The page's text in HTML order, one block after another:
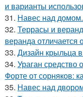
и варианты
31. Навес над
32. Террасы и
веранда отличается
33. Дизайн крыльца
34. Ураган средство
Форте от сорняков:
35. Навес над